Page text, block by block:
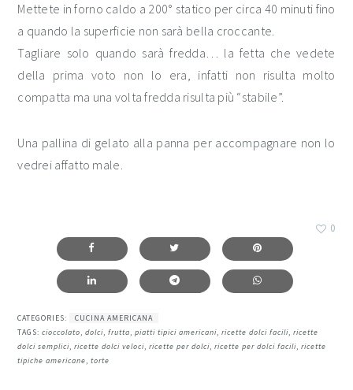
Mettete in forno caldo a 200° statico per circa 40 minuti fino
a quando la superficie non sarà bella croccante.
Tagliare solo quando sarà fredda… la fetta che vedete
della prima voto non lo era, infatti non risulta molto
compatta ma una volta fredda risulta più “stabile”.
Una pallina di gelato alla panna per accompagnare non lo
vedrei affatto male.
0
CATEGORIES:
CUCINA AMERICANA
TAGS:cioccolato,dolci,frutta,piatti tipici americani,ricette dolci facili,ricette
dolci semplici,ricette dolci veloci,ricette per dolci,ricette per dolci facili,ricette
tipiche americane,torte